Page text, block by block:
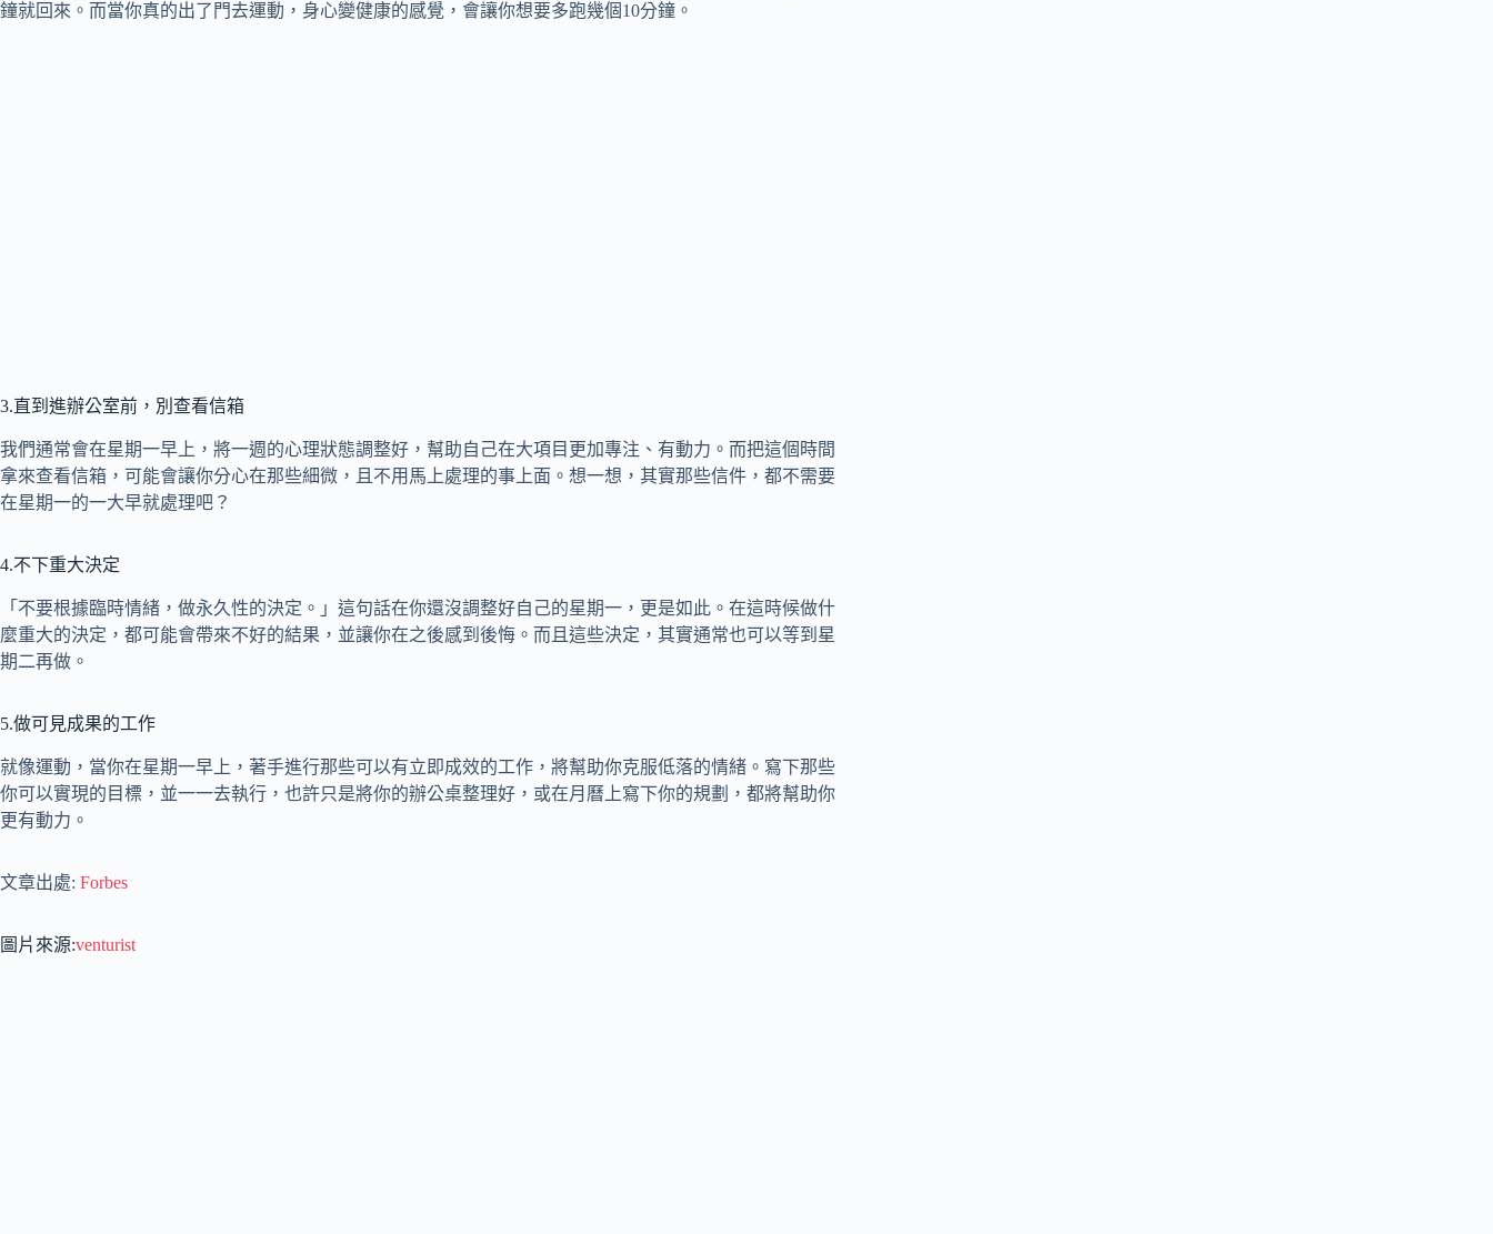
鐘就回來。而當你真的出了門去運動，身心變健康的感覺，會讓你想要多跑幾個10分鐘。
3.直到進辦公室前，別查看信箱
我們通常會在星期一早上，將一週的心理狀態調整好，幫助自己在大項目更加專注、有動力。而把這個時間
拿來查看信箱，可能會讓你分心在那些細微，且不用馬上處理的事上面。想一想，其實那些信件，都不需要
在星期一的一大早就處理吧？
4.不下重大決定
「不要根據臨時情緒，做永久性的決定。」這句話在你還沒調整好自己的星期一，更是如此。在這時候做什
麼重大的決定，都可能會帶來不好的結果，並讓你在之後感到後悔。而且這些決定，其實通常也可以等到星
期二再做。
5.做可見成果的工作
就像運動，當你在星期一早上，著手進行那些可以有立即成效的工作，將幫助你克服低落的情緒。寫下那些
你可以實現的目標，並一一去執行，也許只是將你的辦公桌整理好，或在月曆上寫下你的規劃，都將幫助你
更有動力。
文章出處: Forbes
圖片來源:venturist